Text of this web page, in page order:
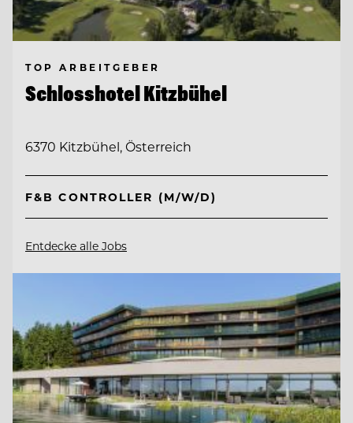
TOP ARBEITGEBER
Schlosshotel Kitzbühel
6370 Kitzbühel, Österreich
F&B CONTROLLER (M/W/D)
Entdecke alle Jobs